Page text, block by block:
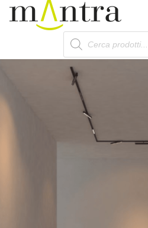
Products
search